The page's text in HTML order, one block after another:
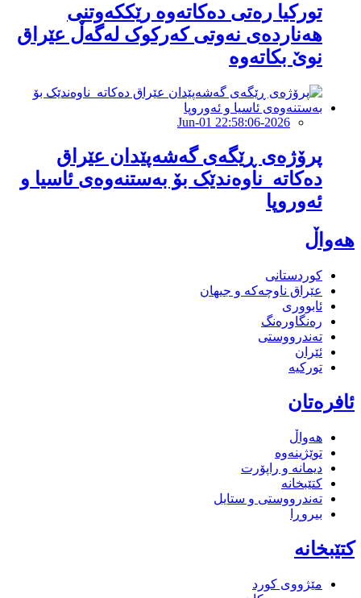
تورکیا رەتى دەکاتەوە رێککەوتنى
هەناردەى نەوتى کەرکوک لەگەڵ عێراق
نوێ بکاتەوە
2026-Jun-01 22:58:06
پرۆژەی ڕێگەی گەشەپێدان عێراق
دەکاتە ناوەندێک بۆ بەستنەوەی ئاسیا و
ئەوروپا
هەواڵ
کوردستانی
عێراق ناوچەکە و جیهان
ئابووری
رەنگاورەنگ
تەندرووستی
ئێران
تورکیە
ئافرەتان
هەواڵ
توێژینەوە
دیمانە و راپۆرت
کتێبخانە
تەندرووستی و ستایل
بیروڕا
کتێبخانە
مێژووى کورد